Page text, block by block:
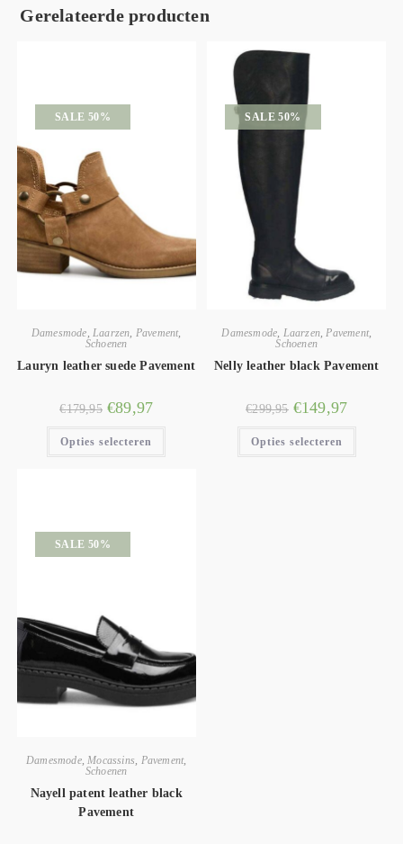
Gerelateerde producten
SALE 50%
Damesmode, Laarzen, Pavement,
Schoenen
Lauryn leather suede Pavement
€179,95 €89,97
Opties selecteren
SALE 50%
Damesmode, Laarzen,Pavement,
Schoenen
Nelly leather black Pavement
€299,95 €149,97
Opties selecteren
SALE 50%
Damesmode,Mocassins, Pavement,
Schoenen
Nayell patent leather black
Pavement